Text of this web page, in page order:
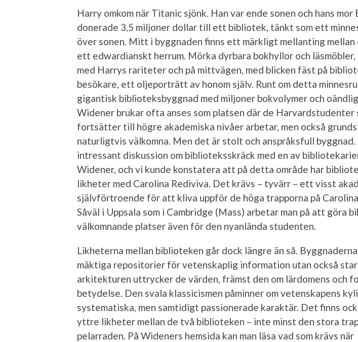
Harry omkom när Titanic sjönk. Han var ende sonen och hans mor
donerade 3,5 miljoner dollar till ett bibliotek, tänkt som ett
över sonen. Mitt i byggnaden finns ett märkligt mellanting
ett edwardianskt herrum. Mörka dyrbara bokhyllor och
med Harrys rariteter och på mittvägen, med blicken fäst på
besökare, ett oljeporträtt av honom själv. Runt om detta
gigantisk biblioteksbyggnad med miljoner bokvolymer och
Widener brukar ofta anses som platsen där de Harvardstudenter
fortsätter till högre akademiska nivåer arbetar, men också
naturligtvis välkomna. Men det är stolt och anspråksfull byggnad.
intressant diskussion om biblioteksskräck med en av
Widener, och vi kunde konstatera att på detta område har
likheter med Carolina Rediviva. Det krävs – tyvärr – ett visst
självförtroende för att kliva uppför de höga trapporna på
Såväl i Uppsala som i Cambridge (Mass) arbetar man på att göra
välkomnande platser även för den nyanlända studenten.
Likheterna mellan biblioteken går dock längre än så.
mäktiga repositorier för vetenskaplig information utan också
arkitekturen uttrycker de värden, främst den om lärdomens och
betydelse. Den svala klassicismen påminner om vetenskapens
systematiska, men samtidigt passionerade karaktär. Det finns
yttre likheter mellan de två biblioteken – inte minst den stora
pelarraden. På Wideners hemsida kan man läsa vad som krävs när